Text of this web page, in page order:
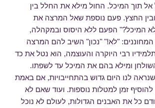
תוך המיכל. החול מילא את החלל בין
ובין החצץ. פעם נוספת שאל המרצה את
המיכל?" הפעם ללא היסוס ובמקהלה,
"לא!" "נכון" השיב להם המרצה
תלמידיו רבי היוקרה והעוצמה, הוא נטל את כד
ומילא בהם את המיכל עד לשפתו.
לנו היום גדוש בהתחייבויות, אם באמת
זמן למטלות נוספות. ועוד שאם לא
כל את האבנים הגדולות, לעולם לא נוכל